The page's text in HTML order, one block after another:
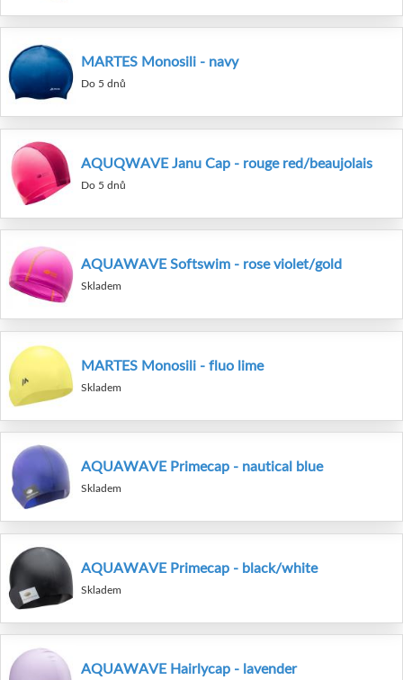
MARTES Monosili - navy
Do 5 dnů
AQUQWAVE Janu Cap - rouge red/beaujolais
Do 5 dnů
AQUAWAVE Softswim - rose violet/gold
Skladem
MARTES Monosili - fluo lime
Skladem
AQUAWAVE Primecap - nautical blue
Skladem
AQUAWAVE Primecap - black/white
Skladem
AQUAWAVE Hairlycap - lavender